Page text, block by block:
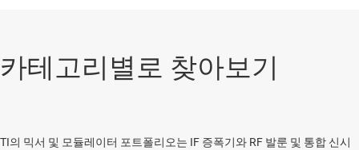
카테고리별로 찾아보기
TI의 믹서 및 모듈레이터 포트폴리오는 IF 증폭기와 RF 발룬 및 통합 신시